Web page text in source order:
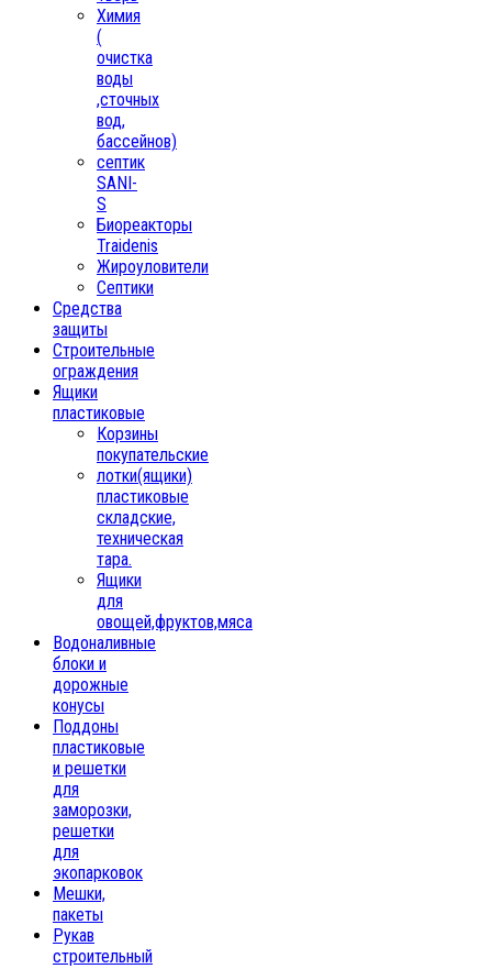
Химия
(
очистка
воды
,сточных
вод,
бассейнов)
септик
SANI-
S
Биореакторы
Traidenis
Жироуловители
Септики
Средства
защиты
Строительные
ограждения
Ящики
пластиковые
Корзины
покупательские
лотки(ящики)
пластиковые
складские,
техническая
тара.
Ящики
для
овощей,фруктов,мяса
Водоналивные
блоки и
дорожные
конусы
Поддоны
пластиковые
и решетки
для
заморозки,
решетки
для
экопарковок
Мешки,
пакеты
Рукав
строительный